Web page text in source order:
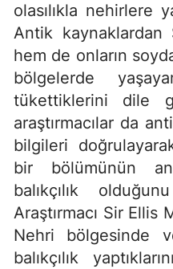
olasılıkla nehirlere
Antik kaynaklardan
hem de onların
bölgelerde
tükettiklerini dile
araştırmacılar da
bilgileri
bir bölümünün
balıkçılık
Araştırmacı Sir
Nehri bölgesinde
balıkçılık